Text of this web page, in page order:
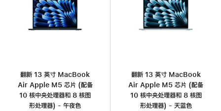
翻新 13 英寸 MacBook
Air Apple M5 芯片 (配备
10 核中央处理器和 8 核图
形处理器) - 午夜色
翻新 13 英寸 MacBook
Air Apple M5 芯片 (配备
10 核中央处理器和 8 核图
形处理器) - 天蓝色